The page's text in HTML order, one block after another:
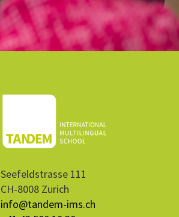
Seefeldstrasse 111
CH-8008 Zurich
info@tandem-ims.ch